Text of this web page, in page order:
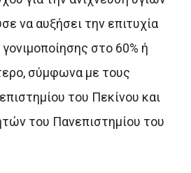
να αυξήσει την επιτυχία
στο 60% ή
σύμφωνα με τους
του Πεκίνου και
του Πανεπιστημίου του